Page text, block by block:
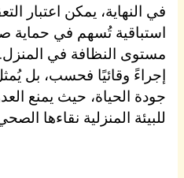
في النهاية، يمكن اعتبار
استباقية تُسهم في حماية
مستوى النظافة في المنزل.
إجراءً وقائيًا فحسب، بل
جودة الحياة، حيث يمنع
للبيئة المنزلية نقاءها